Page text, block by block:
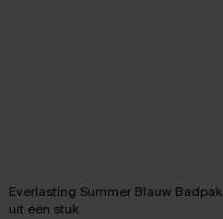
Everlasting Summer Blauw Badpak
uit één stuk